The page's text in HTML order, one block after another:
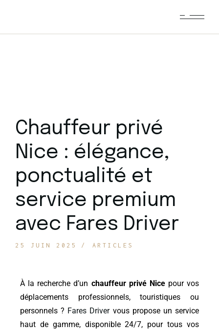
Chauffeur privé
Nice : élégance,
ponctualité et
service premium
avec Fares Driver
25 JUIN 2025 ARTICLES
À la recherche d’un chauffeur privé Nicepour vos
déplacements professionnels, touristiques ou
personnels ? Fares Drivervous propose un service
haut de gamme, disponible 24/7, pour tous vos